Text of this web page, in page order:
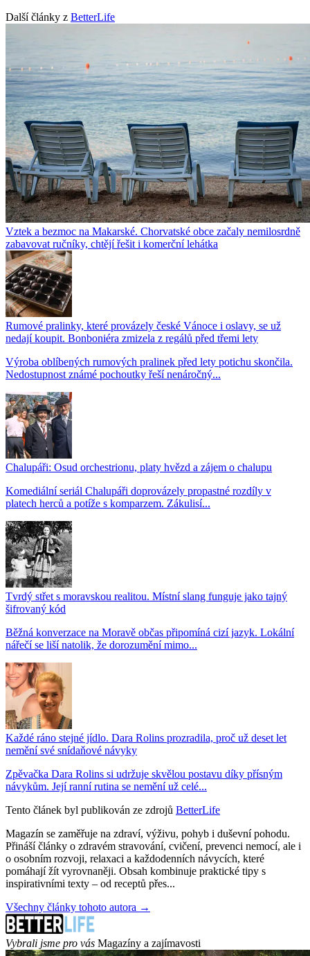
Další články z BetterLife
Vztek a bezmoc na Makarské. Chorvatské obce začaly nemilosrdně
zabavovat ručníky, chtějí řešit i komerční lehátka
Rumové pralinky, které provázely české Vánoce i oslavy, se už
nedají koupit. Bonboniéra zmizela z regálů před třemi lety
Výroba oblíbených rumových pralinek před lety potichu skončila.
Nedostupnost známé pochoutky řeší nenáročný...
Chalupáři: Osud orchestrionu, platy hvězd a zájem o chalupu
Komediální seriál Chalupáři doprovázely propastné rozdíly v
platech herců a potíže s komparzem. Zákulisí...
Tvrdý střet s moravskou realitou. Místní slang funguje jako tajný
šifrovaný kód
Běžná konverzace na Moravě občas připomíná cizí jazyk. Lokální
nářečí se liší natolik, že dorozumění mimo...
Každé ráno stejné jídlo. Dara Rolins prozradila, proč už deset let
nemění své snídaňové návyky
Zpěvačka Dara Rolins si udržuje skvělou postavu díky přísným
návykům. Její ranní rutina se nemění už celé...
Tento článek byl publikován ze zdrojů BetterLife
Magazín se zaměřuje na zdraví, výživu, pohyb i duševní pohodu.
Přináší články o zdravém stravování, cvičení, prevenci nemocí, ale i
o osobním rozvoji, relaxaci a každodenních návycích, které
pomáhají žít vyrovnaněji. Obsah kombinuje praktické tipy s
inspirativními texty – od receptů přes...
Všechny články tohoto autora →
Vybrali jsme pro vás Magazíny a zajímavosti